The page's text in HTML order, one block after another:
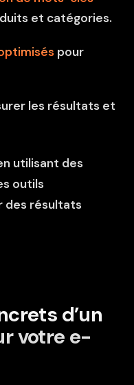
et catégories.
pour
les résultats et
utilisant des
outils
des résultats
d’un
votre e-